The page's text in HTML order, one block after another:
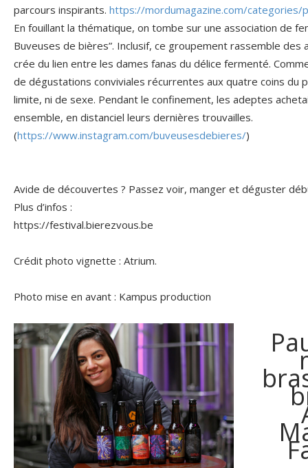
parcours inspirants. https://mordumagazine.com/
En fouillant la thématique, on tombe sur une association de
Buveuses de bières”. Inclusif, ce groupement rassemble des
crée du lien entre les dames fanas du délice fermenté.
de dégustations conviviales récurrentes aux quatre coins du
limite, ni de sexe. Pendant le confinement, les adeptes
ensemble, en distanciel leurs dernières trouvailles.
(https://www.instagram.com/buveusesdebieres/)
Avide de découvertes ? Passez voir, manger et déguster
Plus d’infos :
https://festival.bierezvous.be
Crédit photo vignette : Atrium.
Photo mise en avant : Kampus production